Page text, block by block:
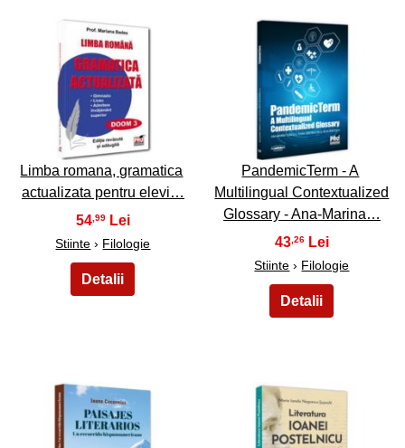
35
Limba romana, gramatica
actualizata pentru elevi…
54,99
Stiinte › Filologie
36
PandemicTerm - A
Multilingual Contextualized
Glossary - Ana-Marina…
43,26
Stiinte › Filologie